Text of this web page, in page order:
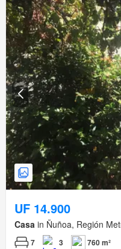
UF 14.900
Casa in Ñuñoa, Región
7 3
760 m²